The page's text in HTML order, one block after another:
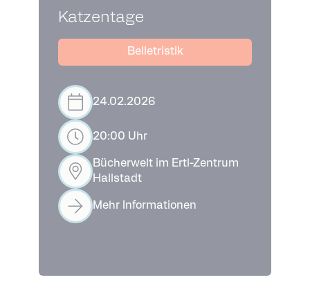
Katzentage
Belletristik
24.02.2026
20:00 Uhr
Bücherwelt im Ertl-Zentrum
Hallstadt
Mehr Informationen